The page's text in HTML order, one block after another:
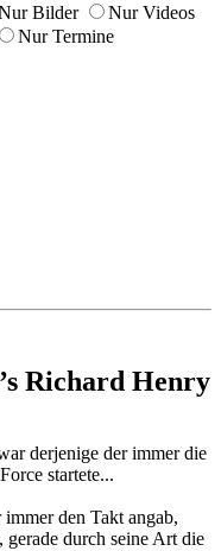
Bilder
Nur Videos
Nur Termine
Richard Henry
derjenige der immer die
startete...
den Takt angab,
durch seine Art die